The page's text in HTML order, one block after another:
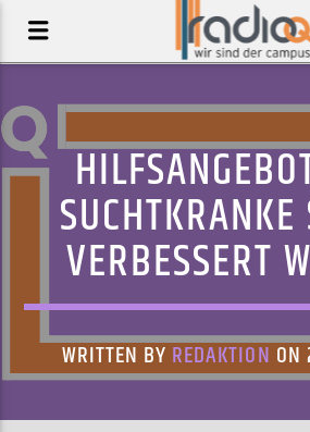
SUCHTKRANKE
VERBESSERT
WRITTEN BY REDAKTION